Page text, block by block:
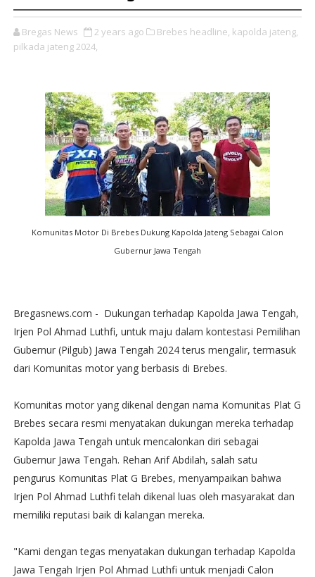
Bregas News 2 years ago Brebes headline, kapolda jateng,
pilkada jateng 2024,
Komunitas Motor Di Brebes Dukung Kapolda Jateng Sebagai Calon
Gubernur Jawa Tengah
Bregasnews.com - Dukungan terhadap Kapolda Jawa Tengah,
Irjen Pol Ahmad Luthfi, untuk maju dalam kontestasi Pemilihan
Gubernur (Pilgub) Jawa Tengah 2024 terus mengalir, termasuk
dari Komunitas motor yang berbasis di Brebes.
Komunitas motor yang dikenal dengan nama Komunitas Plat G
Brebes secara resmi menyatakan dukungan mereka terhadap
Kapolda Jawa Tengah untuk mencalonkan diri sebagai
Gubernur Jawa Tengah. Rehan Arif Abdilah, salah satu
pengurus Komunitas Plat G Brebes, menyampaikan bahwa
Irjen Pol Ahmad Luthfi telah dikenal luas oleh masyarakat dan
memiliki reputasi baik di kalangan mereka.
"Kami dengan tegas menyatakan dukungan terhadap Kapolda
Jawa Tengah Irjen Pol Ahmad Luthfi untuk menjadi Calon